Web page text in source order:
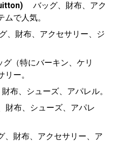
バッグ、財布、アク
で人気。
、財布、アクセサリー、ジ
（特にバーキン、ケリ
ー。
布、シューズ、アパレル。
布、シューズ、アパレ
、財布、アクセサリー、ア